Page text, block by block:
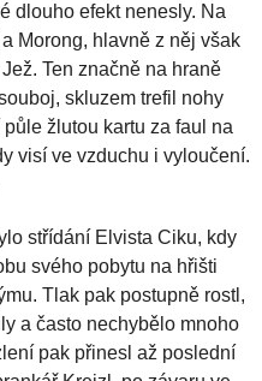
dlouho efekt nenesly. Na
Morong, hlavně z něj však
Ten značně na hraně
skluzem trefil nohy
žlutou kartu za faul na
visí ve vzduchu i vyloučení.
střídání Elvista Ciku, kdy
svého pobytu na hřišti
Tlak pak postupně rostl,
a často nechybělo mnoho
pak přinesl až poslední